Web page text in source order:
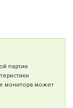
партии
монитора может